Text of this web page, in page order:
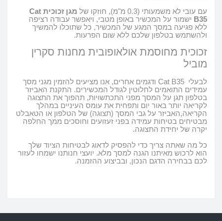
עם עובי לא משמעותי (0.3 מ"מ), חוזקו של
מגן זכוכית Cat
B35 ישמור על המכשיר באופן מטבי, ויאפשר עבודה רציפה
ללא פגיעה במסך המגע של המכשיר, כל שתוכלו להמשיך
ולהשתמש בטלפון שלכם ללא שום הפרעות.
זכוכית מחוסמת אולאופובית מחנות סקרין
מוביל
לבעלי
ודגמים אחרים, אנו מציעים להזמין מגני מסך
עמידים התואמים לחלוטין לגודל המכשירים. התקנת האביזר
בטלפון תגן על המסך מפני התכתשויות, תהפוך את התצוגה
לקריאה יותר באור יום ותפחית את עומס העיניים במהלך
הקריאה,האביזר על גבי המסך (תצוגה) של הטלפון או הטאבלט
מבטיחים בטיחות עמידה בפני זעזועים וחוסכים ממך החלפה
יקרה של יחידת התצוגה.
כל מה שאתה צריך כדי להפסיק לדאוג לבטיחות הציוד שלך
הוא לרכוש מאיתנו הגנה למסך מלא. יועצי חנותנו ישמחו לעזור
לכם בבחירה הדגם הנכון, ובביצוע ההזמנה.